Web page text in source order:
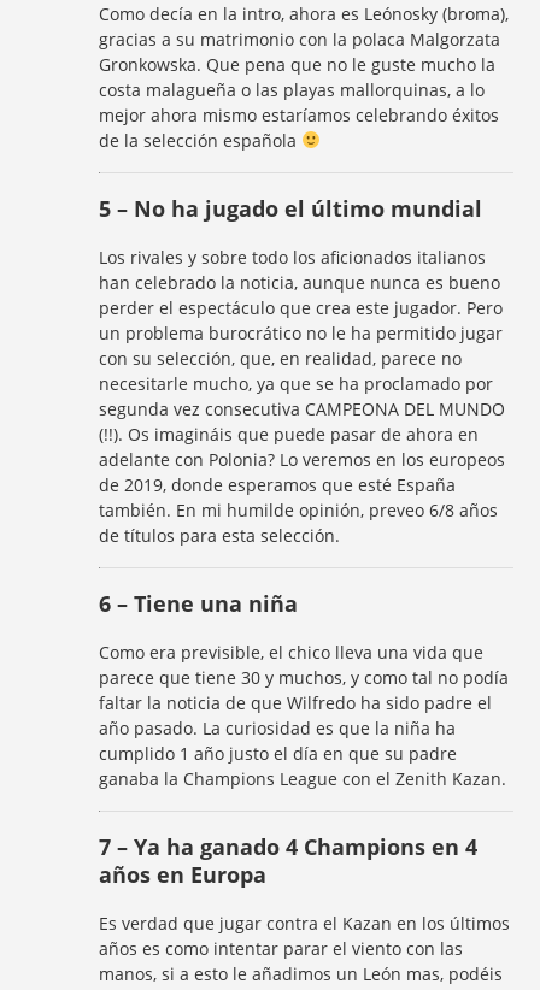
Como decía en la intro, ahora es Leónosky (broma),
gracias a su matrimonio con la polaca Malgorzata
Gronkowska. Que pena que no le guste mucho la
costa malagueña o las playas mallorquinas, a lo
mejor ahora mismo estaríamos celebrando éxitos
de la selección española
5 – No ha jugado el último mundial
Los rivales y sobre todo los aficionados italianos
han celebrado la noticia, aunque nunca es bueno
perder el espectáculo que crea este jugador. Pero
un problema burocrático no le ha permitido jugar
con su selección, que, en realidad, parece no
necesitarle mucho, ya que se ha proclamado por
segunda vez consecutiva CAMPEONA DEL MUNDO
(!!). Os imagináis que puede pasar de ahora en
adelante con Polonia? Lo veremos en los europeos
de 2019, donde esperamos que esté España
también. En mi humilde opinión, preveo 6/8 años
de títulos para esta selección.
6 – Tiene una niña
Como era previsible, el chico lleva una vida que
parece que tiene 30 y muchos, y como tal no podía
faltar la noticia de que Wilfredo ha sido padre el
año pasado. La curiosidad es que la niña ha
cumplido 1 año justo el día en que su padre
ganaba la Champions League con el Zenith Kazan.
7 – Ya ha ganado 4 Champions en 4
años en Europa
Es verdad que jugar contra el Kazan en los últimos
años es como intentar parar el viento con las
manos, si a esto le añadimos un León mas, podéis